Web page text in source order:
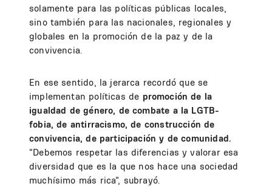
solamente para las políticas públicas locales,
sino también para las nacionales, regionales y
globales en la promoción de la paz y de la
convivencia.
En ese sentido, la jerarca recordó que se
implementan políticas de promoción de la
igualdad de género, de combate a la LGTB-
fobia, de antirracismo, de construcción de
convivencia, de participación y de comunidad.
“Debemos respetar las diferencias y valorar esa
diversidad que es la que nos hace una sociedad
muchísimo más rica”, subrayó.